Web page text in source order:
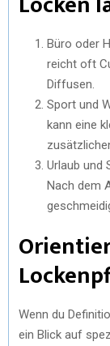
Büro oder
reicht oft
Diffusen.
Sport und
kann eine
Urlaub und
Nach dem
Wenn du
ein Blick auf